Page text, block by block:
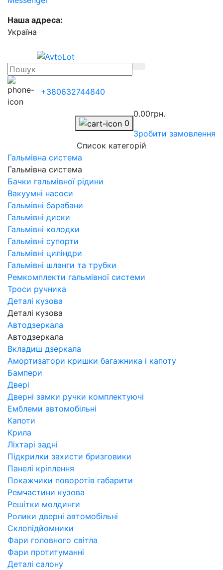
Наша адреса:
Українa
+380632744840
0
0.00грн.
Зробити замовлення
Список категорій
Гальмівна система
Гальмівна система
Бачки гальмівної рідини
Вакуумні насоси
Гальмівні барабани
Гальмівні диски
Гальмівні колодки
Гальмівні супорти
Гальмівні циліндри
Гальмівні шланги та трубки
Ремкомплекти гальмівної системи
Троси ручника
Деталі кузова
Деталі кузова
Автодзеркала
Автодзеркала
Вкладиш дзеркала
Амортизатори кришки багажника і капоту
Бампери
Двері
Дверні замки ручки комплектуючі
Емблеми автомобільні
Капоти
Крила
Ліхтарі задні
Підкрилки захисти бризговики
Панелі кріплення
Покажчики поворотів габарити
Ремчастини кузова
Решітки молдинги
Ролики дверні автомобільні
Склопідйомники
Фари головного світла
Фари протитуманні
Деталі салону